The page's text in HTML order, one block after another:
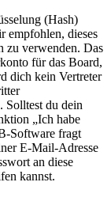
(Hash)
empfohlen, dieses
zu verwenden. Das
für das Board,
dich kein Vertreter
Solltest du dein
„Ich habe
Software fragt
E-Mail-Adresse
an diese
kannst.